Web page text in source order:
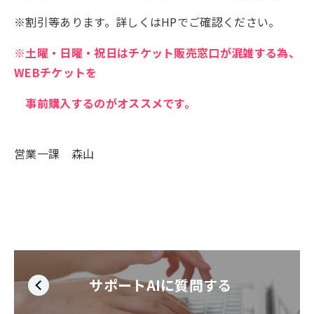
※割引等あります。詳しくはHPでご確認ください。
※土曜・日曜・祝日はチケット販売窓口が混雑する為、
WEBチケットを
事前購入するのがオススメです。
営業一課 森山
サポートAIに質問する